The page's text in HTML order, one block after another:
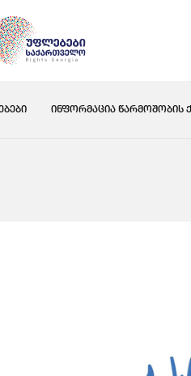
ᲘᲜᲤᲝᲠᲛᲐᲪᲘᲐ ᲬᲐᲠᲛᲝᲨᲝᲑᲘᲡ